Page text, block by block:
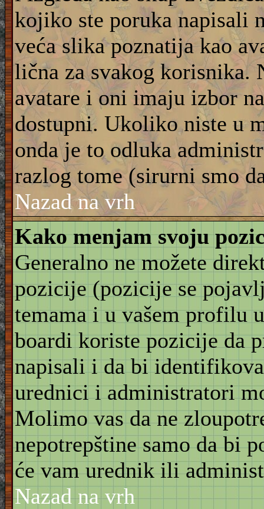
kojiko ste poruka napisali
veća slika poznatija kao
lična za svakog korisnika.
avatare i oni imaju izbor
dostupni. Ukoliko niste u
onda je to odluka
razlog tome (sirurni smo
Nazad na vrh
Kako menjam svoju
Generalno ne možete
pozicije (pozicije se
temama i u vašem profilu
boardi koriste pozicije da
napisali i da bi
urednici i administratori
Molimo vas da ne
nepotrepštine samo da bi
će vam urednik ili
Nazad na vrh